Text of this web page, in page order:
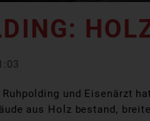
Ruhpolding und Eisenärzt
aus Holz bestand,